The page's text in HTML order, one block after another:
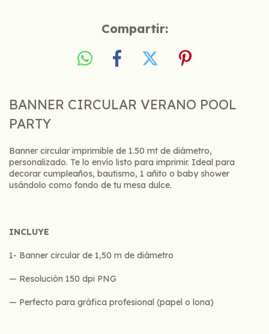
Compartir:
BANNER CIRCULAR VERANO POOL
PARTY
Banner circular imprimible de 1.50 mt de diámetro,
personalizado. Te lo envío listo para imprimir. Ideal para
decorar cumpleaños, bautismo, 1 añito o baby shower
usándolo como fondo de tu mesa dulce.
INCLUYE
1- Banner circular de 1,50 m de diámetro
— Resolución 150 dpi PNG
— Perfecto para gráfica profesional (papel o lona)